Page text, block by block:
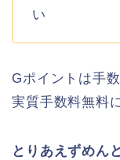
い
Gポイントは手
実質手数料無料
とりあえずめん